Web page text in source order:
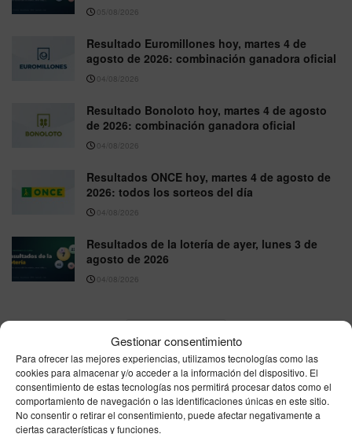
Gestionar consentimiento
Para ofrecer las mejores experiencias, utilizamos tecnologías como las
cookies para almacenar y/o acceder a la información del dispositivo. El
consentimiento de estas tecnologías nos permitirá procesar datos como el
comportamiento de navegación o las identificaciones únicas en este sitio.
No consentir o retirar el consentimiento, puede afectar negativamente a
ciertas características y funciones.
05/08/2026
Resultado Euromillones hoy, martes 4 de
agosto de 2026: combinación ganadora oficial
04/08/2026
Resultado Bonoloto hoy, martes 4 de agosto
de 2026: combinación ganadora oficial
04/08/2026
Resultados ONCE hoy, martes 4 de agosto de
2026: todos los sorteos del día
04/08/2026
Resultados de la lotería de ayer, lunes 3 de
agosto de 2026
04/08/2026
Última hora